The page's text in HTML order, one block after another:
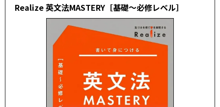
Realize 英文法MASTERY［基礎～必修レベル］